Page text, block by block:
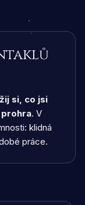
si, co jsi
. V
klidná
práce.